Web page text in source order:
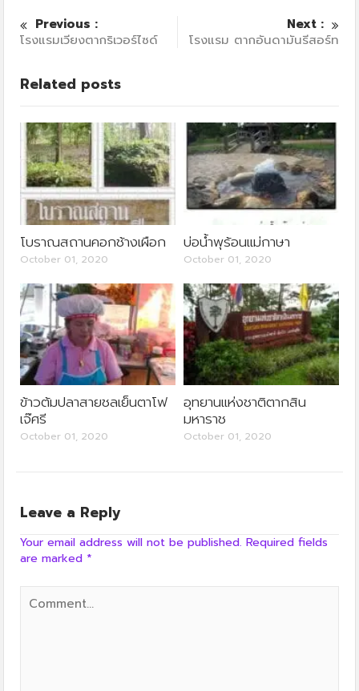
Previous :
โรงแรมเวียงตากริเวอร์ไซด์
Next :
โรงแรม ตากอันดามันรีสอร์ท
Related posts
โบราณสถานคอกช้างเผือก
October 01, 2020
บ่อน้ำพุร้อนแม่กาษา
October 01, 2020
ข้าวต้มปลาสายชลเย็นตาโฟ
เจ๊ศรี
October 01, 2020
อุทยานแห่งชาติตากสิน
มหาราช
October 01, 2020
Leave a Reply
Your email address will not be published. Required fields
are marked *